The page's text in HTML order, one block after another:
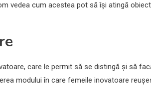
vedea cum acestea pot să își atingă
care le permit să se distingă și să
modului în care femeile inovatoare